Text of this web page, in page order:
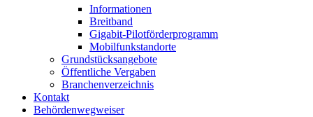
Informationen
Breitband
Gigabit-Pilotförderprogramm
Mobilfunkstandorte
Grundstücksangebote
Öffentliche Vergaben
Branchenverzeichnis
Kontakt
Behördenwegweiser